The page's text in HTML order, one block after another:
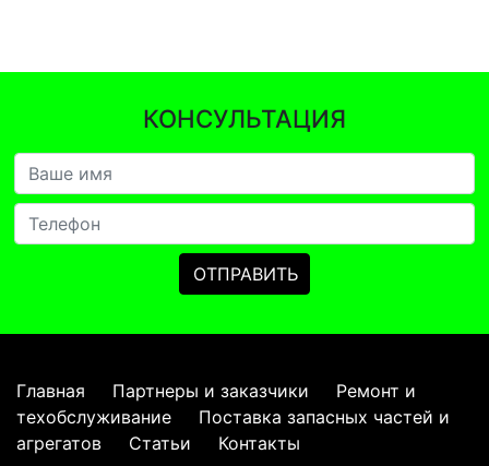
КОНСУЛЬТАЦИЯ
Главная Партнеры и заказчики
Ремонт и
техобслуживание
Поставка запасных частей и
агрегатов
Статьи Контакты